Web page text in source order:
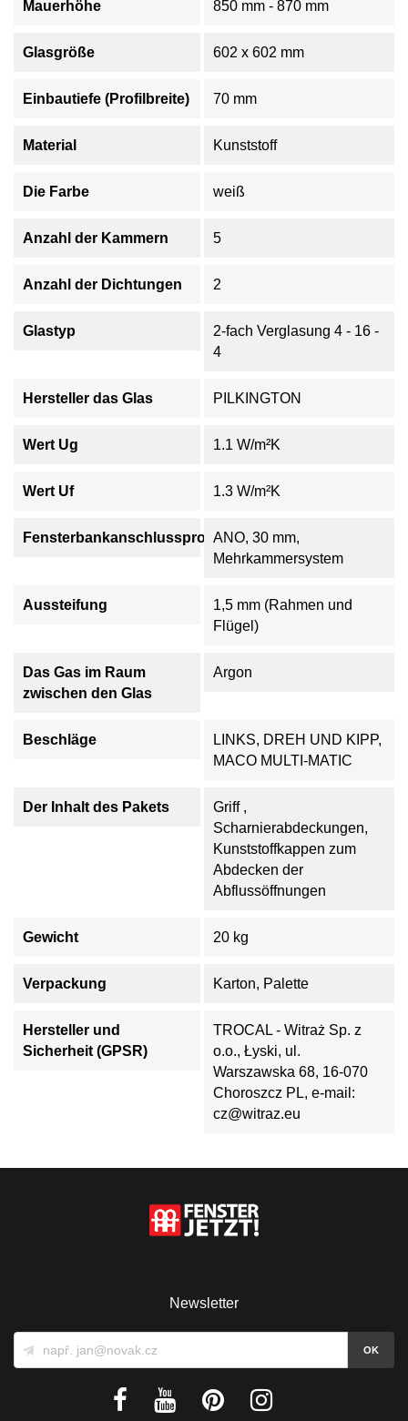
Mauerhöhe 850 mm - 870 mm
Glasgröße 602 x 602 mm
Einbautiefe (Profilbreite) 70 mm
Material Kunststoff
Die Farbe weiß
Anzahl der Kammern 5
Anzahl der Dichtungen 2
Glastyp
2-fach Verglasung 4 - 16 -
4
Hersteller das Glas PILKINGTON
Wert Ug 1.1 W/m²K
Wert Uf 1.3 W/m²K
FensterbankanschlussprofilANO, 30 mm,
Mehrkammersystem
Aussteifung
1,5 mm (Rahmen und
Flügel)
Das Gas im Raum
zwischen den Glas
Argon
Beschläge
LINKS, DREH UND KIPP,
MACO MULTI-MATIC
Der Inhalt des Pakets
Griff ,
Scharnierabdeckungen,
Kunststoffkappen zum
Abdecken der
Abflussöffnungen
Gewicht 20 kg
Verpackung Karton, Palette
Hersteller und
Sicherheit (GPSR)
TROCAL - Witraż Sp. z
o.o., Łyski, ul.
Warszawska 68, 16-070
Choroszcz PL, e-mail:
cz@witraz.eu
Newsletter